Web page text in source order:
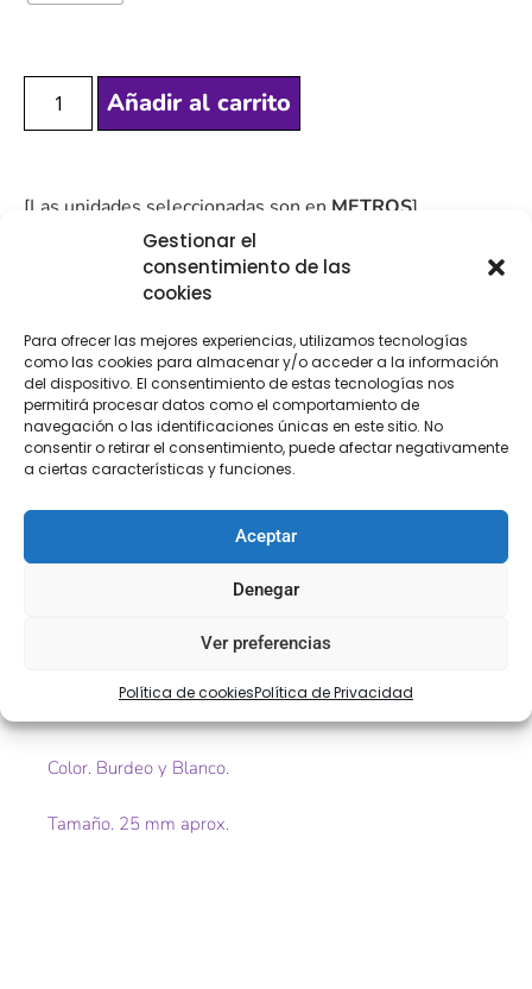
Gestionar el
consentimiento de las
cookies
Para ofrecer las mejores experiencias, utilizamos tecnologías
como las cookies para almacenar y/o acceder a la información
del dispositivo. El consentimiento de estas tecnologías nos
permitirá procesar datos como el comportamiento de
navegación o las identificaciones únicas en este sitio. No
consentir o retirar el consentimiento, puede afectar negativamente
a ciertas características y funciones.
Aceptar
Denegar
Ver preferencias
Política de cookiesPolítica de Privacidad
Añadir al carrito
[Las unidades seleccionadas son en METROS]
COMPRA
SEGURA
ENVÍO 24-48H TIENDA FÍSICA
Descripción
Información adicional
Lazo de rayas, dos rojas y tres blancas
Color. Burdeo y Blanco.
Tamaño. 25 mm aprox.